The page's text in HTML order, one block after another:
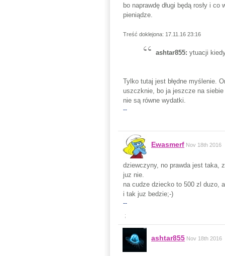
bo naprawdę długi będą rosły i
pieniądze.
Treść doklejona: 17.11.16 23:16
ashtar855: ytuacji
Tylko tutaj jest błędne myślenie.
uszczknie, bo ja jeszcze na
nie są równe wydatki.
--
Ewasmerf Nov 18th 2016
dziewczyny, no prawda jest taka,
juz nie.
na cudze dziecko to 500 zl duzo,
i tak juz bedzie;-)
--
;
ashtar855 Nov 18th 2016